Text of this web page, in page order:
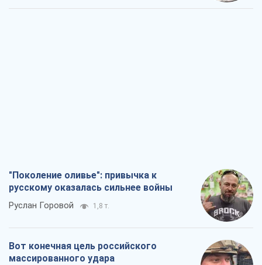
"Поколение оливье": привычка к
русскому оказалась сильнее войны
Руслан Горовой 1,8 т.
Вот конечная цель российского
массированного удара